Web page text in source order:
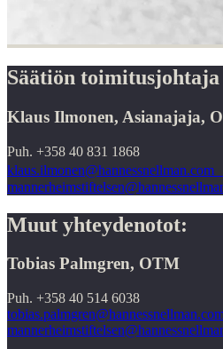
Säätiön toimitusjohtaja
Klaus Ilmonen, Asianajaja,
Puh. +358 40 831 1868
klaus.ilmonen@hannessnellman.com
Muut yhteydenotot:
Tobias Palmgren, OTM
Puh. +358 40 514 6038